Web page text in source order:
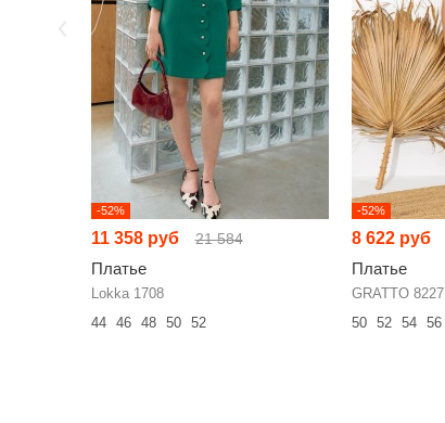
-52%
11 358 руб 21 584
Платье
Lokka 1708
44
46 48 50 52
-52%
8 622 руб
Платье
GRATTO 8227
50
52 54 56